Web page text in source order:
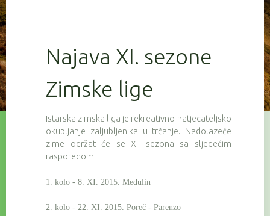
Najava XI. sezone
Zimske lige
Istarska zimska liga je rekreativno-natjecateljsko
okupljanje zaljubljenika u trčanje. Nadolazeće
zime održat će se XI. sezona sa sljedećim
rasporedom:
1. kolo - 8. XI. 2015. Medulin
2. kolo - 22. XI. 2015. Poreč - Parenzo